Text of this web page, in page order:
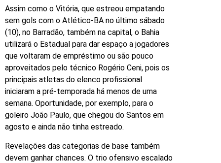
Assim como o Vitória, que estreou empatando
sem gols com o Atlético-BA no último sábado
(10), no Barradão, também na capital, o Bahia
utilizará o Estadual para dar espaço a jogadores
que voltaram de empréstimo ou são pouco
aproveitados pelo técnico Rogério Ceni, pois os
principais atletas do elenco profissional
iniciaram a pré-temporada há menos de uma
semana. Oportunidade, por exemplo, para o
goleiro João Paulo, que chegou do Santos em
agosto e ainda não tinha estreado.
Revelações das categorias de base também
devem ganhar chances. O trio ofensivo escalado